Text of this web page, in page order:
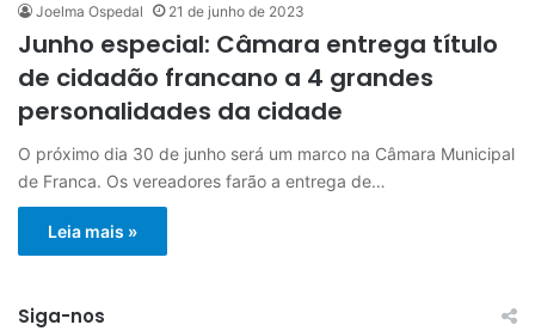
Joelma Ospedal 21 de junho de 2023
Junho especial: Câmara entrega título
de cidadão francano a 4 grandes
personalidades da cidade
O próximo dia 30 de junho será um marco na Câmara Municipal
de Franca. Os vereadores farão a entrega de…
Leia mais »
Siga-nos